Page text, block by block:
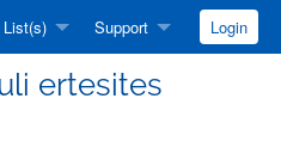
Support Login
ertesites